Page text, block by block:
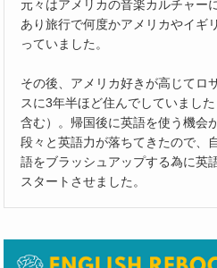
元々はアメリカの音楽カルチャー
あり旅行で何度かアメリカやイギ
っていました。
その後、アメリカ好きが高じてロ
スに3年半ほど住んでしていまし
含む）。帰国後に英語を使う機会
段々と英語力が落ちてきたので、
語をブラッシュアップする為に英
スタートさせました。